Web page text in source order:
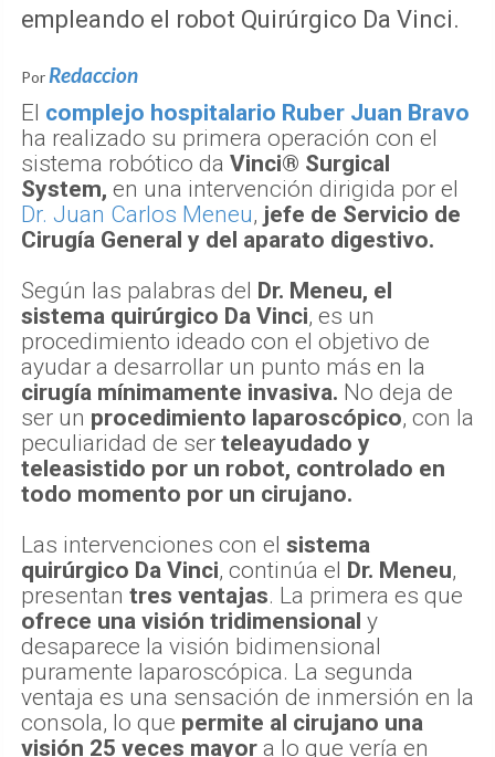
empleando el robot Quirúrgico Da Vinci.
Por Redaccion
El complejo hospitalario Ruber Juan Bravo
ha realizado su primera operación con el
sistema robótico da Vinci® Surgical
System, en una intervención dirigida por el
Dr. Juan Carlos Meneu, jefe de Servicio de
Cirugía General y del aparato digestivo.
Según las palabras del Dr. Meneu, el
sistema quirúrgico Da Vinci, es un
procedimiento ideado con el objetivo de
ayudar a desarrollar un punto más en la
cirugía mínimamente invasiva. No deja de
ser un procedimiento laparoscópico, con la
peculiaridad de ser teleayudado y
teleasistido por un robot, controlado en
todo momento por un cirujano.
Las intervenciones con el sistema
quirúrgico Da Vinci, continúa el Dr. Meneu,
presentan tres ventajas. La primera es que
ofrece una visión tridimensional y
desaparece la visión bidimensional
puramente laparoscópica. La segunda
ventaja es una sensación de inmersión en la
consola, lo que permite al cirujano una
visión 25 veces mayor a lo que vería en